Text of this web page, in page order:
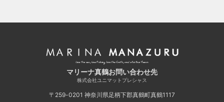
マリーナ真鶴お問い合わせ先
株式会社ユニマットプレシャス
〒259-0201 神奈川県足柄下郡真鶴町真鶴1117